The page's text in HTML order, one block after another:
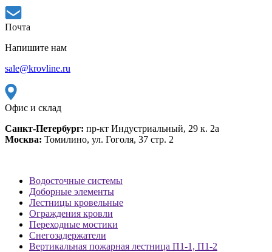
Почта
Напишите нам
sale@krovline.ru
Офис и склад
Санкт-Петербург: пр-кт Индустриальный, 29 к. 2а
Москва: Томилино, ул. Гоголя, 37 стр. 2
Водосточные системы
Доборные элементы
Лестницы кровельные
Ограждения кровли
Переходные мостики
Снегозадержатели
Вертикальная пожарная лестница П1-1, П1-2